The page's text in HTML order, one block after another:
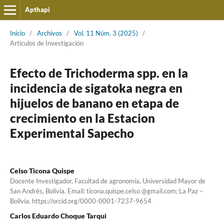
Apthapi
Inicio / Archivos / Vol. 11 Núm. 3 (2025)
/
Artículos de Investigación
Efecto de Trichoderma spp. en la
incidencia de sigatoka negra en
hijuelos de banano en etapa de
crecimiento en la Estacion
Experimental Sapecho
Celso Ticona Quispe
Docente Investigador, Facultad de agronomía, Universidad Mayor de
San Andrés, Bolivia. Email: ticona.quispe.celso @gmail.com; La Paz –
Bolivia. https://orcid.org/0000-0001-7237-9654
Carlos Eduardo Choque Tarqui